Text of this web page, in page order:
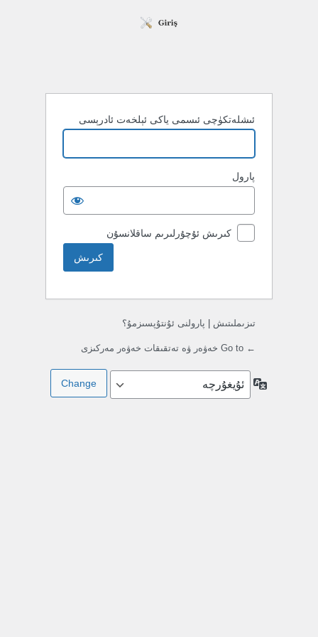
ئىشلەتكۈچى ئىسمى ياكى ئېلخەت ئادرېسى
پارول
كىرىش ئۇچۇرلىرىم ساقلانسۇن
تىزىملىتىش پارولنى ئۇنتۇپسىزمۇ؟
← Go to خەۋەر ۋە تەتقىقات خەۋەر مەركىزى
تىللار